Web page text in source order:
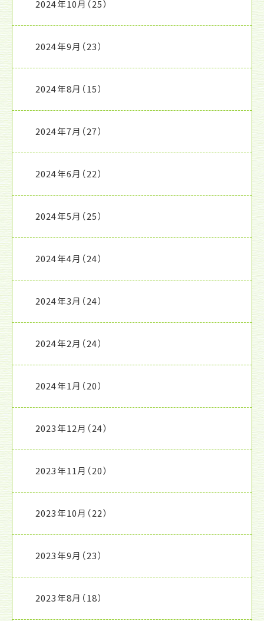
2024年10月 （25）
2024年9月 （23）
2024年8月 （15）
2024年7月 （27）
2024年6月 （22）
2024年5月 （25）
2024年4月 （24）
2024年3月 （24）
2024年2月 （24）
2024年1月 （20）
2023年12月 （24）
2023年11月 （20）
2023年10月 （22）
2023年9月 （23）
2023年8月 （18）